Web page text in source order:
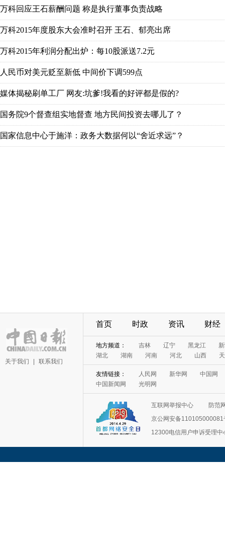
万科回应王石薪酬问题 称是执行董事负责战略
万科2015年度股东大会准时召开 王石、郁亮出席
万科2015年利润分配出炉：每10股派送7.2元
人民币对美元贬至新低 中间价下调599点
媒体揭秘刷单工厂 网友:坑爹!我看的好评都是假的?
国务院9个督查组实地督查 地方民间投资去哪儿了？
国家信息中心于施洋：政务大数据何以“舍近求远”？
关于我们 联系我们
首页 时政 资讯 财经
地方频道： 吉林 辽宁 黑龙江
湖北
湖南 河南 河北 山西
友情链接： 人民网 新华网
中国网
中国新闻网
光明网
互联网举报中心
防范
京公网安备110105000081
12300电信用户申诉受理中